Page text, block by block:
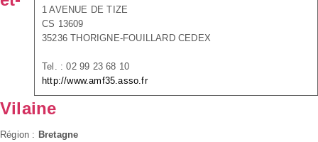
1 AVENUE DE TIZE
CS 13609
35236 THORIGNE-FOUILLARD CEDEX
Tel. : 02 99 23 68 10
http://www.amf35.asso.fr
Vilaine
Région : Bretagne